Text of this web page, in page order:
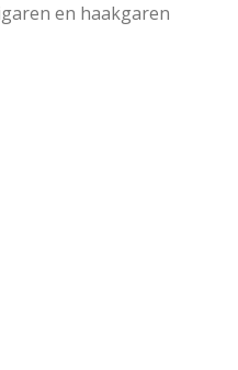
en haakgaren